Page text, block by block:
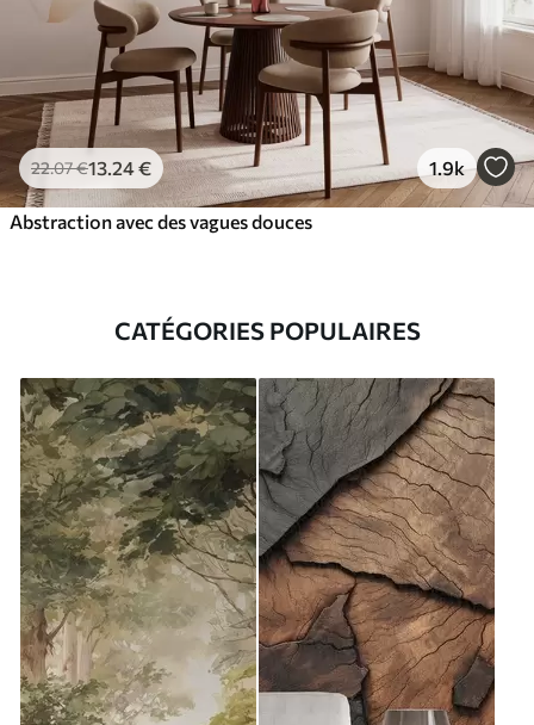
22.07€13 .24€ 1.9k
Abstraction avec des vagues douces
CATÉGORIES POPULAIRES